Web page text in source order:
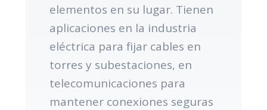
elementos en su lugar. Tienen
aplicaciones en la industria
eléctrica para fijar cables en
torres y subestaciones, en
telecomunicaciones para
mantener conexiones seguras